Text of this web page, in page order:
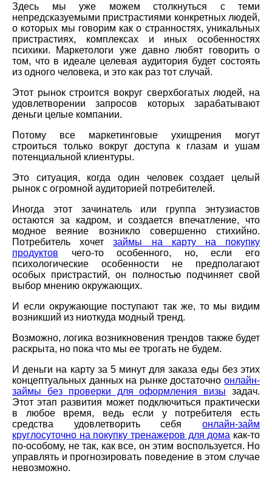
Здесь мы уже можем столкнуться с теми
непредсказуемыми пристрастиями конкретных людей,
о которых мы говорим как о странностях, уникальных
пристрастиях, комплексах и иных особенностях
психики. Маркетологи уже давно любят говорить о
том, что в идеале целевая аудитория будет состоять
из одного человека, и это как раз тот случай.
Этот рынок строится вокруг сверхбогатых людей, на
удовлетворении запросов которых зарабатывают
деньги целые компании.
Потому все маркетинговые ухищрения могут
строиться только вокруг доступа к глазам и ушам
потенциальной клиентуры.
Это ситуация, когда один человек создает целый
рынок с огромной аудиторией потребителей.
Иногда этот зачинатель или группа энтузиастов
остаются за кадром, и создается впечатление, что
модное веяние возникло совершенно стихийно.
Потребитель хочетзаймы на карту на покупку
продуктов чего-то особенного, но, если его
психологические особенности не предполагают
особых пристрастий, он полностью подчиняет свой
выбор мнению окружающих.
И если окружающие поступают так же, то мы видим
возникший из ниоткуда модный тренд.
Возможно, логика возникновения трендов также будет
раскрыта, но пока что мы ее трогать не будем.
И деньги на карту за 5 минут для заказа еды без этих
концептуальных данных на рынке достаточно онлайн-
займы без проверки для оформления визы задач.
Этот этап развития может подключиться практически
в любое время, ведь если у потребителя есть
средства удовлетворить себя онлайн-займ
круглосуточно на покупку тренажеров для дома как-то
по-особому, не так, как все, он этим воспользуется. Но
управлять и прогнозировать поведение в этом случае
невозможно.